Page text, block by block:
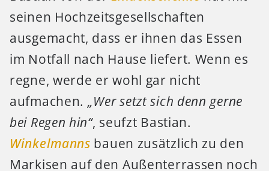
seinen Hochzeitsgesellschaften
ausgemacht, dass er ihnen das Essen
im Notfall nach Hause liefert. Wenn es
regne, werde er wohl gar nicht
aufmachen. „Wer setzt sich denn gerne
bei Regen hin“, seufzt Bastian.
Winkelmanns bauen zusätzlich zu den
Markisen auf den Außenterrassen noch